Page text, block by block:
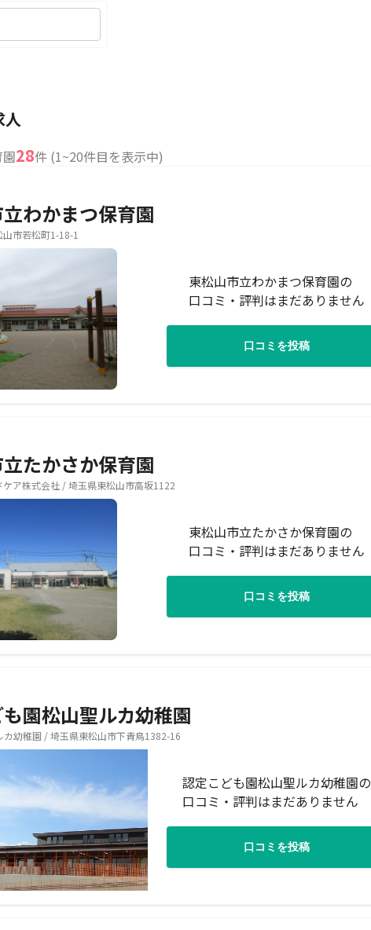
人
28件 (1~20件目を表示中)
わかまつ保育園
市若松町1-18-1
東松山市立わかまつ保育園の
口コミ・評判はまだありません
口コミを投稿
たかさか保育園
ケア株式会社 / 埼玉県東松山市高坂1122
東松山市立たかさか保育園の
口コミ・評判はまだありません
口コミを投稿
園松山聖ルカ幼稚園
カ幼稚園 / 埼玉県東松山市下青鳥1382-16
認定こども園松山聖ルカ幼稚園の
口コミ・評判はまだありません
口コミを投稿